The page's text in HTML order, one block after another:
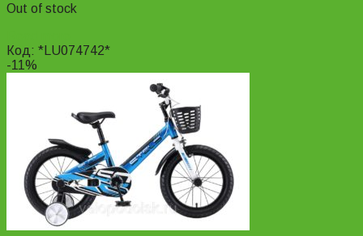
Out of stock
Код: *LU074742*
-11%